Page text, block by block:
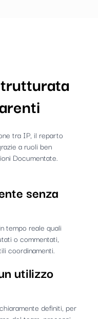
tra IP, il reparto
a ruoli ben
Documentate.
senza
tempo reale quali
o commentati,
coordinamenti.
utilizzo
definiti, per